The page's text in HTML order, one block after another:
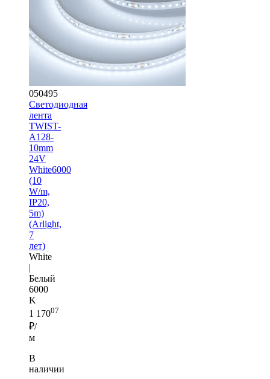
050495
Светодиодная
лента
TWIST-
A128-
10mm
24V
White6000
(10
W/m,
IP20,
5m)
(Arlight,
7
лет)
White
|
Белый
6000
K
1 17007
₽/
м
В
наличии